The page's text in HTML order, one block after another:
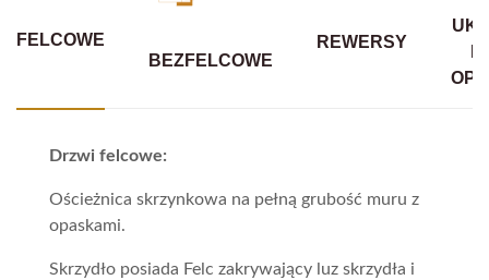
FELCOWE
BEZFELCOWE
REWERSY
Drzwi felcowe:
Ościeżnica skrzynkowa na pełną grubość muru z
opaskami.
Skrzydło posiada Felc zakrywający luz skrzydła i